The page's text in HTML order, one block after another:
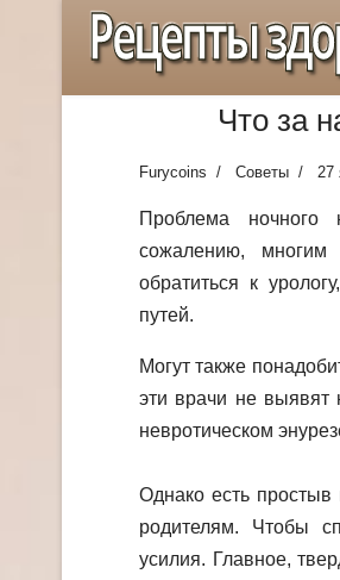
Рецепты
Что за
Furycoins Советы 27
Проблема ночного
сожалению,
обратиться к
путей.
Могут также
эти врачи не выявят
невротическом
Однако есть
родителям. Чтобы
усилия. Главное,